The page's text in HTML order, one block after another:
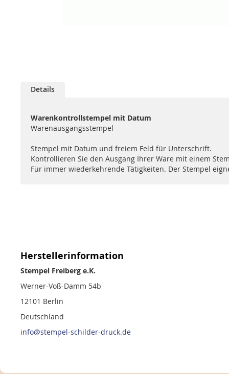
der
springen
Details
Warenkontrollstempel mit Datum
Warenausgangsstempel
Stempel mit Datum und freiem Feld für Unterschrift.
Kontrollieren Sie den Ausgang Ihrer Ware mit einem
Für immer wiederkehrende Tätigkeiten. Der Stempel
Herstellerinformation
Stempel Freiberg e.K.
Werner-Voß-Damm 54b
12101 Berlin
Deutschland
info@stempel-schilder-druck.de